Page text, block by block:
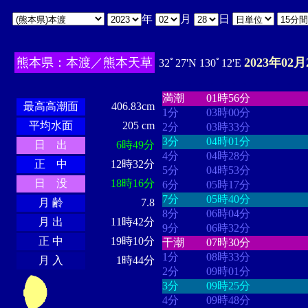
年 月 日
熊本県：本渡／熊本天草 32ﾟ27'N 130ﾟ12'E 2023年02
最高高潮面
406.83cm
平均水面
205 cm
日 出
6時49分
正 中
12時32分
日 没
18時16分
月 齢
7.8
月 出
11時42分
正 中
19時10分
月 入
1時44分
満潮
01時56分
1分
03時00分
2分
03時33分
3分
04時01分
4分
04時28分
5分
04時53分
6分
05時17分
7分
05時40分
8分
06時04分
9分
06時32分
干潮
07時30分
1分
08時33分
2分
09時01分
3分
09時25分
4分
09時48分